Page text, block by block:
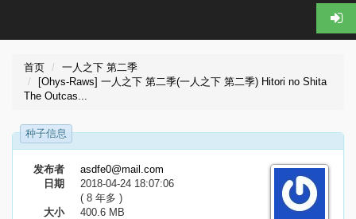
首页
一人之下 第二季
[Ohys-Raws] 一人之下 第二季(一人之下 第二季) Hitori no Shita
The Outcas...
种子信息
发布者
asdfe0@mail.com
日期
2018-04-24 18:07:06
( 8 年多 )
大小
400.6 MB